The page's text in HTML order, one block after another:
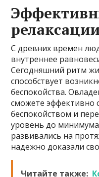
релаксации
С древних времен
внутреннее
Сегодняшний ритм
способствует
беспокойства.
сможете эффективно
беспокойством и
уровень до
развивались на
надежно доказали
Читайте также: